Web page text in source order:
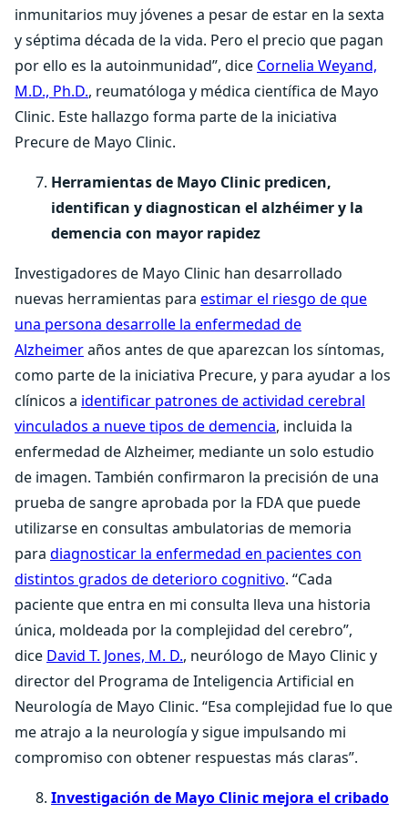
inmunitarios muy jóvenes a pesar de estar en la sexta
y séptima década de la vida. Pero el precio que pagan
por ello es la autoinmunidad”, dice Cornelia Weyand,
M.D., Ph.D., reumatóloga y médica científica de Mayo
Clinic. Este hallazgo forma parte de la iniciativa
Precure de Mayo Clinic.
Herramientas de Mayo Clinic predicen,
identifican y diagnostican el alzhéimer y la
demencia con mayor rapidez
Investigadores de Mayo Clinic han desarrollado
nuevas herramientas para estimar el riesgo de que
una persona desarrolle la enfermedad de
Alzheimeraños antes de que aparezcan los síntomas,
como parte de la iniciativa Precure, y para ayudar a los
clínicos a identificar patrones de actividad cerebral
vinculados a nueve tipos de demencia, incluida la
enfermedad de Alzheimer, mediante un solo estudio
de imagen. También confirmaron la precisión de una
prueba de sangre aprobada por la FDA que puede
utilizarse en consultas ambulatorias de memoria
para diagnosticar la enfermedad en pacientes con
distintos grados de deterioro cognitivo. “Cada
paciente que entra en mi consulta lleva una historia
única, moldeada por la complejidad del cerebro”,
dice David T. Jones, M. D., neurólogo de Mayo Clinic y
director del Programa de Inteligencia Artificial en
Neurología de Mayo Clinic. “Esa complejidad fue lo que
me atrajo a la neurología y sigue impulsando mi
compromiso con obtener respuestas más claras”.
Investigación de Mayo Clinic mejora el cribado